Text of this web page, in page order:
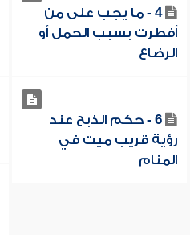
4 - ما يجب على من
أفطرت بسبب الحمل أو
الرضاع
6 - حكم الذبح عند
رؤية قريب ميت في
المنام